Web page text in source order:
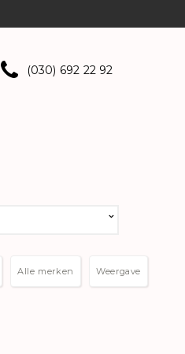
(030) 692 22 92
Weergave